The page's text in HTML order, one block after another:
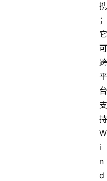
携
；
它
可
跨
平
台
支
持
W
i
n
d